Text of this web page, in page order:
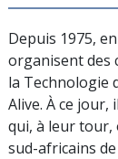
Depuis 1975,
organisent des
la Technologie
Alive. À ce
qui, à leur tour,
sud-africains